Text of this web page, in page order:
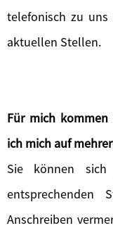
telefonisch zu uns
aktuellen Stellen.
Für mich kommen
ich mich auf
Sie können
entsprechenden
Anschreiben